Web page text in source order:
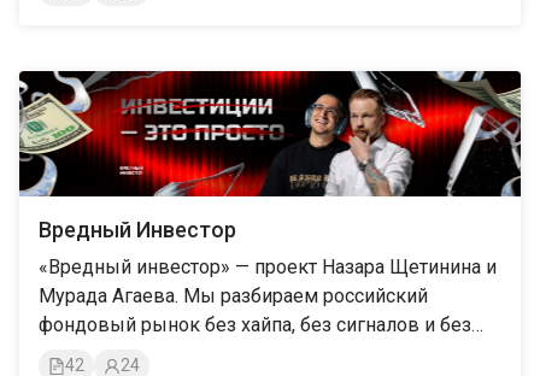
Вредный Инвестор
«Вредный инвестор» — проект Назара Щетинина и
Мурада Агаева. Мы разбираем российский
фондовый рынок без хайпа, без сигналов и без
обещаний быстрых иксов.
42 24